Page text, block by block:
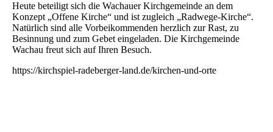
Heute beteiligt sich die Wachauer Kirchgemeinde an dem
Konzept „Offene Kirche“ und ist zugleich „Radwege-Kirche“.
Natürlich sind alle Vorbeikommenden herzlich zur Rast, zu
Besinnung und zum Gebet eingeladen. Die Kirchgemeinde
Wachau freut sich auf Ihren Besuch.
https://kirchspiel-radeberger-land.de/kirchen-und-orte